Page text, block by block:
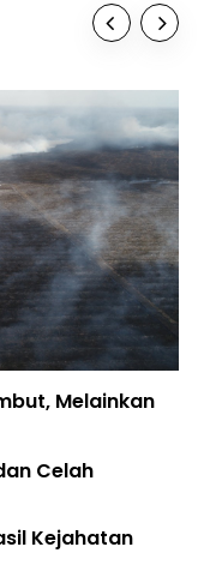
Melainkan
Celah
Kejahatan